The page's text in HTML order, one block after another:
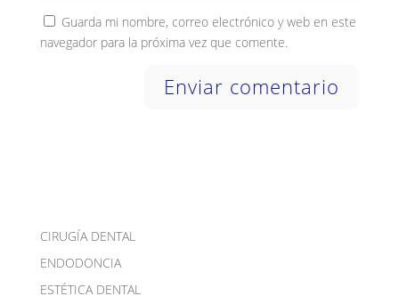
Guarda mi nombre, correo electrónico y web en este
navegador para la próxima vez que comente.
CIRUGÍA DENTAL
ENDODONCIA
ESTÉTICA DENTAL